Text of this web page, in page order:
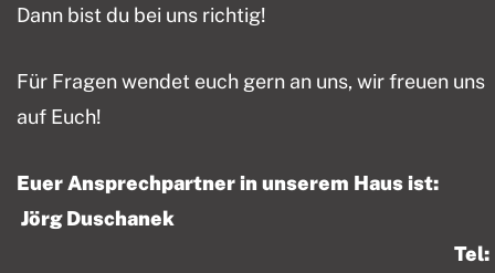
Dann bist du bei uns richtig!
Für Fragen wendet euch gern an uns, wir freuen uns
auf Euch!
Euer Ansprechpartner in unserem Haus ist:
Jörg Duschanek
Tel: